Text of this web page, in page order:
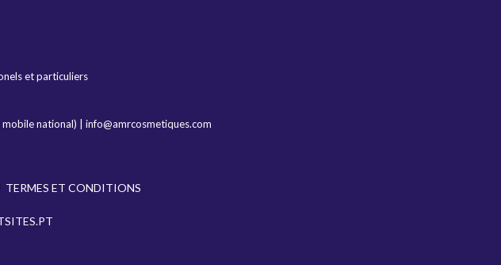
et particuliers
national) | info@amrcosmetiques.com
TERMES ET CONDITIONS